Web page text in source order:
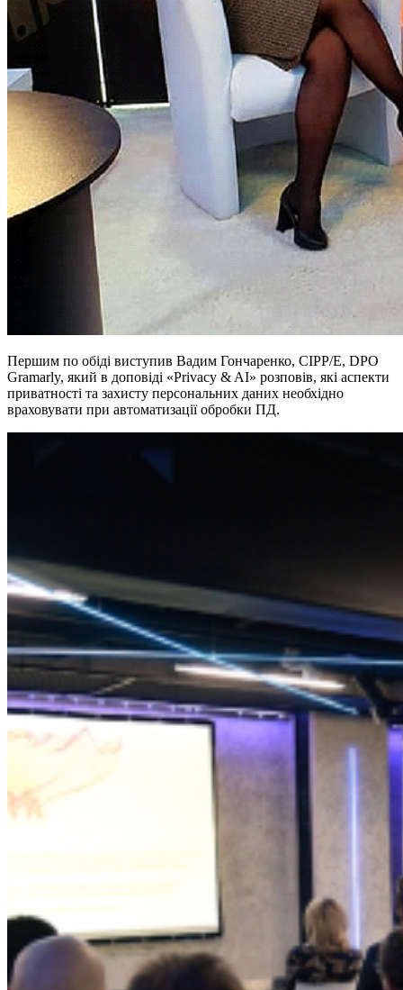
Першим по обіді виступив Вадим Гончаренко, СIPP/E, DPO
Gramarly, який в доповіді «Privacy & AI» розповів, які аспекти
приватності та захисту персональних даних необхідно
враховувати при автоматизації обробки ПД.